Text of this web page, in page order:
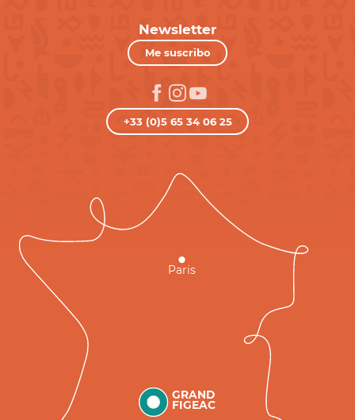
Newsletter
Me suscribo
+33 (0)5 65 34 06 25
GRAND
FIGEAC
Paris